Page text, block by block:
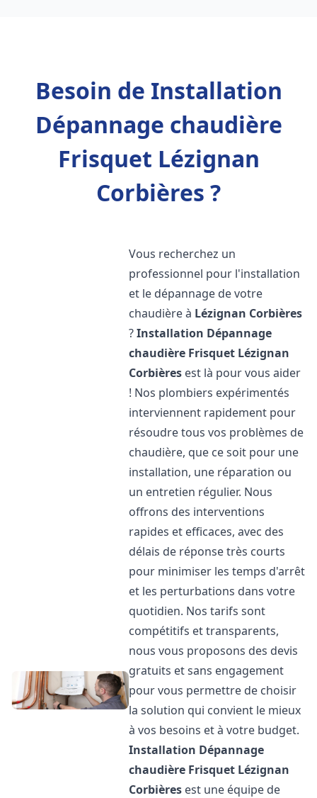
Besoin de Installation
Dépannage chaudière
Frisquet Lézignan
Corbières ?
Vous recherchez un
professionnel pour l'installation
et le dépannage de votre
chaudière à Lézignan Corbières
?Installation Dépannage
chaudière Frisquet Lézignan
Corbières est là pour vous aider
! Nos plombiers expérimentés
interviennent rapidement pour
résoudre tous vos problèmes de
chaudière, que ce soit pour une
installation, une réparation ou
un entretien régulier. Nous
offrons des interventions
rapides et efficaces, avec des
délais de réponse très courts
pour minimiser les temps d'arrêt
et les perturbations dans votre
quotidien. Nos tarifs sont
compétitifs et transparents,
nous vous proposons des devis
gratuits et sans engagement
pour vous permettre de choisir
la solution qui convient le mieux
à vos besoins et à votre budget.
Installation Dépannage
chaudière Frisquet Lézignan
Corbières est une équipe de